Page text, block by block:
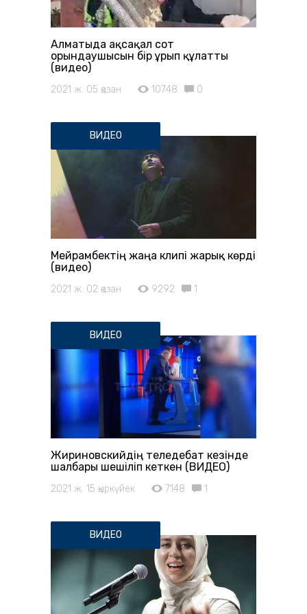
Алматыда ақсақал сот
орындаушысын бір ұрып құлатты
(видео)
2021 ж. 05 қазан 10748 0
ВИДЕО
Мейрамбектің жаңа клипі жарық көрді
(видео)
2021 ж. 02 қазан 9292 1
ВИДЕО
Жириновскийдің теледебат кезінде
шалбары шешіліп кеткен (ВИДЕО)
2021 ж. 15 қыркүйек 7148 1
ВИДЕО